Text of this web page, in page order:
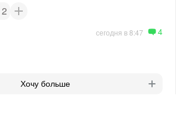
2
сегодня в 8:47 4
Хочу больше